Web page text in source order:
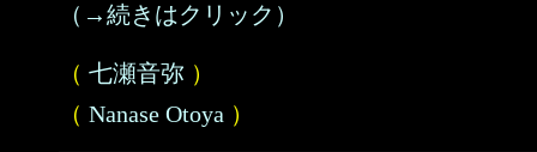
（→続きはクリック）
（ 七瀬音弥 ）
（ Nanase Otoya ）